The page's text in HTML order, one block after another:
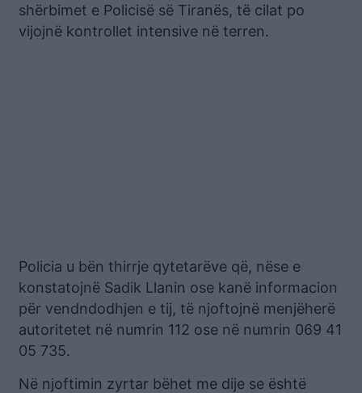
shërbimet e Policisë së Tiranës, të cilat po
vijojnë kontrollet intensive në terren.
Policia u bën thirrje qytetarëve që, nëse e
konstatojnë Sadik Llanin ose kanë informacion
për vendndodhjen e tij, të njoftojnë menjëherë
autoritetet në numrin 112 ose në numrin 069 41
05 735.
Në njoftimin zyrtar bëhet me dije se është